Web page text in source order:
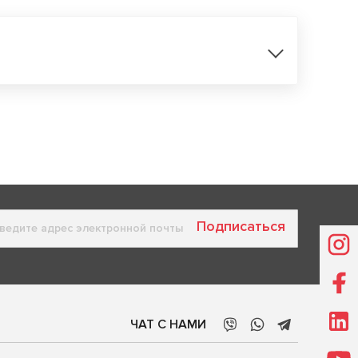
Подписаться
ЧАТ С НАМИ